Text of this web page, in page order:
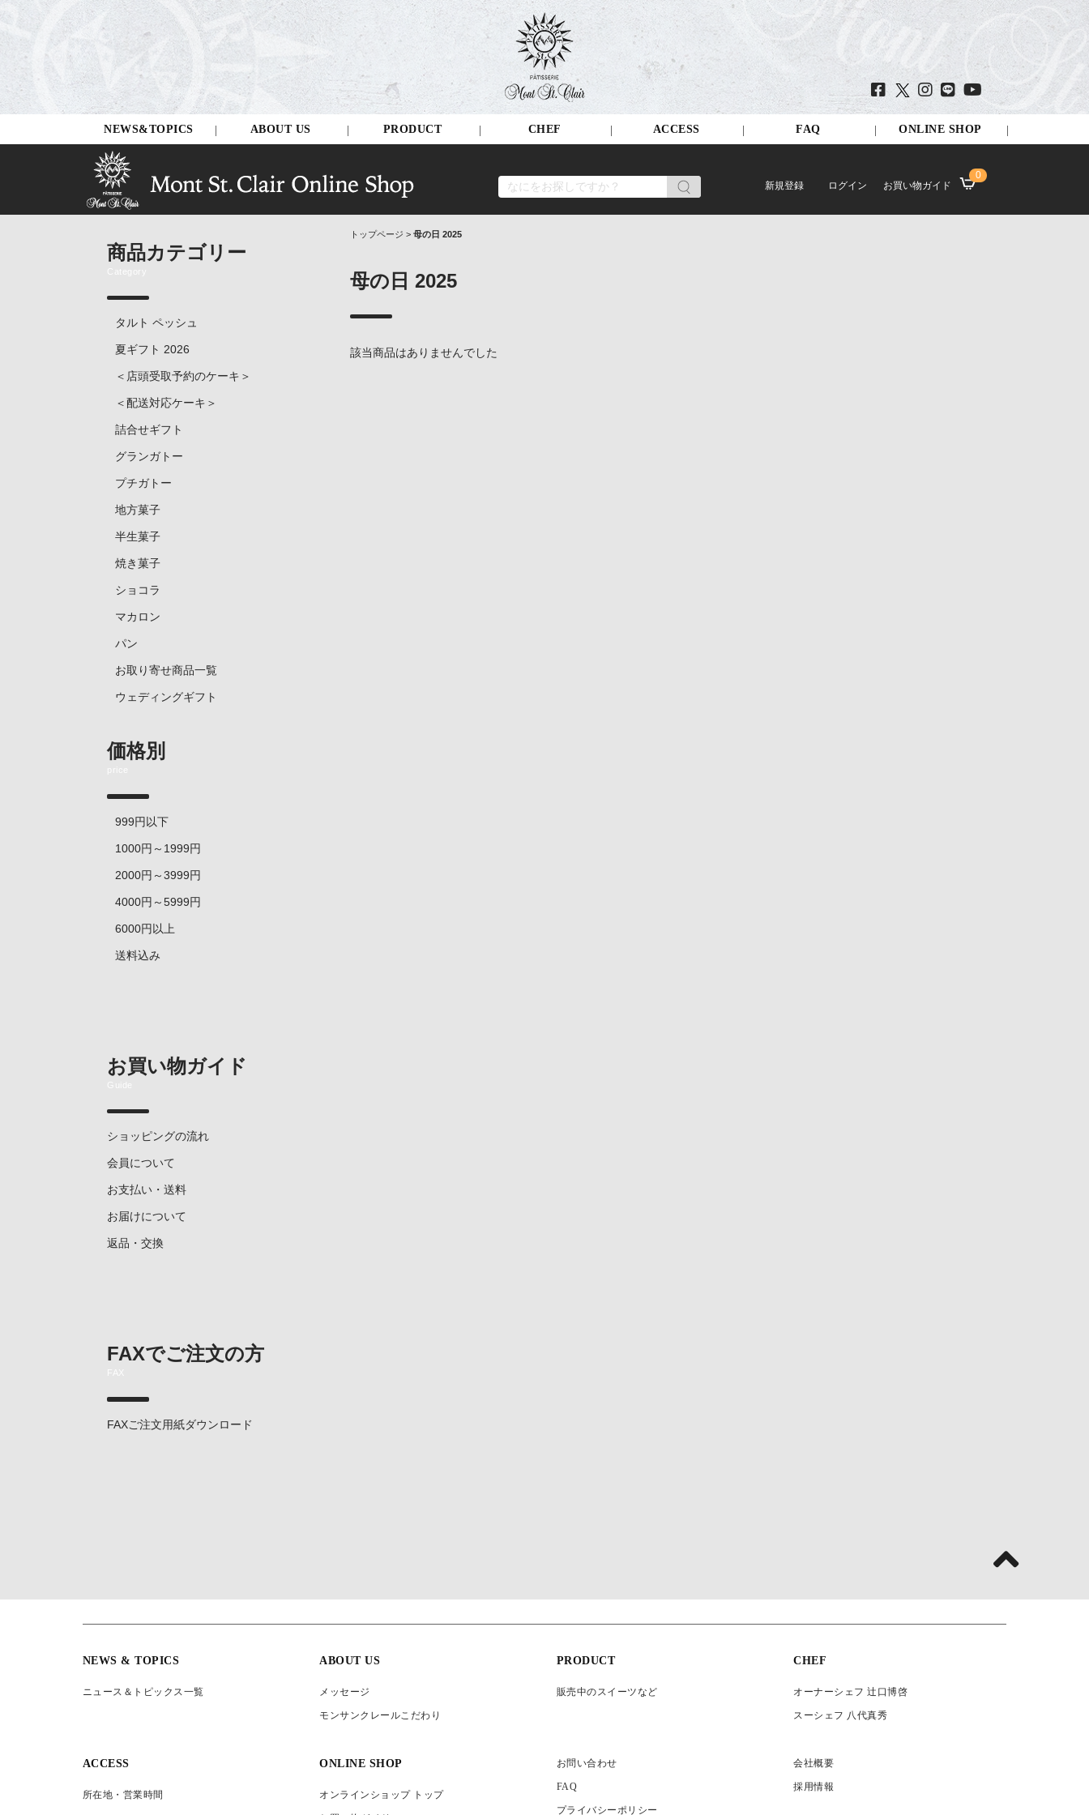
NEWS&TOPICS ABOUT US PRODUCT CHEF ACCESS FAQ ONLINE SHOP
新規登録 ログイン お買い物ガイド
0
商品カテゴリー
Category
タルト ペッシュ
夏ギフト 2026
＜店頭受取予約のケーキ＞
＜配送対応ケーキ＞
詰合せギフト
グランガトー
プチガトー
地方菓子
半生菓子
焼き菓子
ショコラ
マカロン
パン
お取り寄せ商品一覧
ウェディングギフト
価格別
price
999円以下
1000円～1999円
2000円～3999円
4000円～5999円
6000円以上
送料込み
お買い物ガイド
ショッピングの流れ
会員について
お支払い・送料
お届けについて
返品・交換
FAXでご注文の方
FAX
FAXご注文用紙ダウンロード
トップページ > 母の日 2025
母の日 2025
該当商品はありませんでした
NEWS & TOPICS
ニュース＆トピックス一覧
ABOUT US
メッセージ
モンサンクレールこだわり
PRODUCT
販売中のスイーツなど
CHEF
オーナーシェフ 辻口博啓
スーシェフ 八代真秀
ACCESS
所在地・営業時間
ONLINE SHOP
オンラインショップ トップ
お問い合わせ
FAQ
プライバシーポリシー
会社概要
採用情報